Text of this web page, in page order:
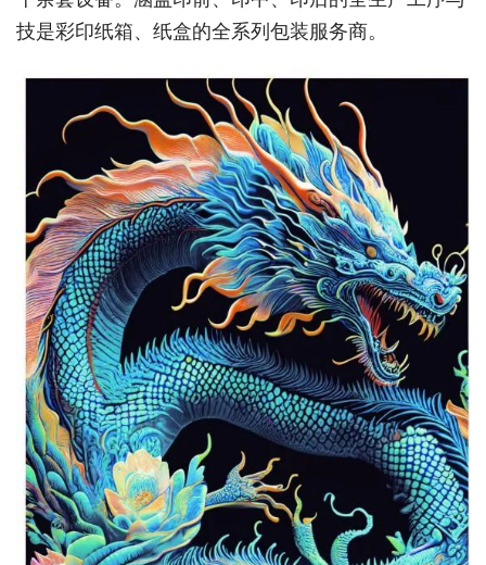
技是彩印纸箱、纸盒的全系列包装服务商。